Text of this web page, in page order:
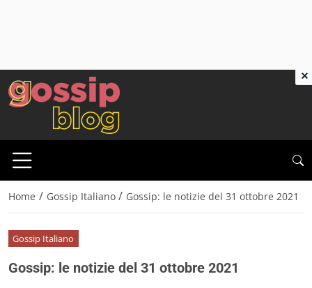
Home / Gossip Italiano / Gossip: le notizie del 31 ottobre 2021
Gossip Italiano
Gossip: le notizie del 31 ottobre 2021
×